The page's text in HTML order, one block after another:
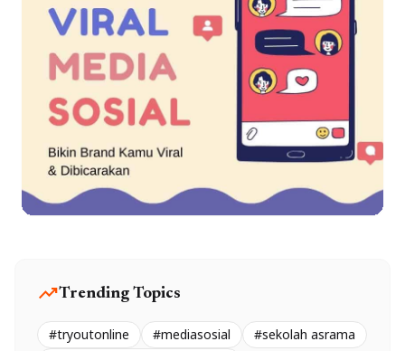
trending_upTrending Topics
#tryoutonline #mediasosial
#sekolah asrama